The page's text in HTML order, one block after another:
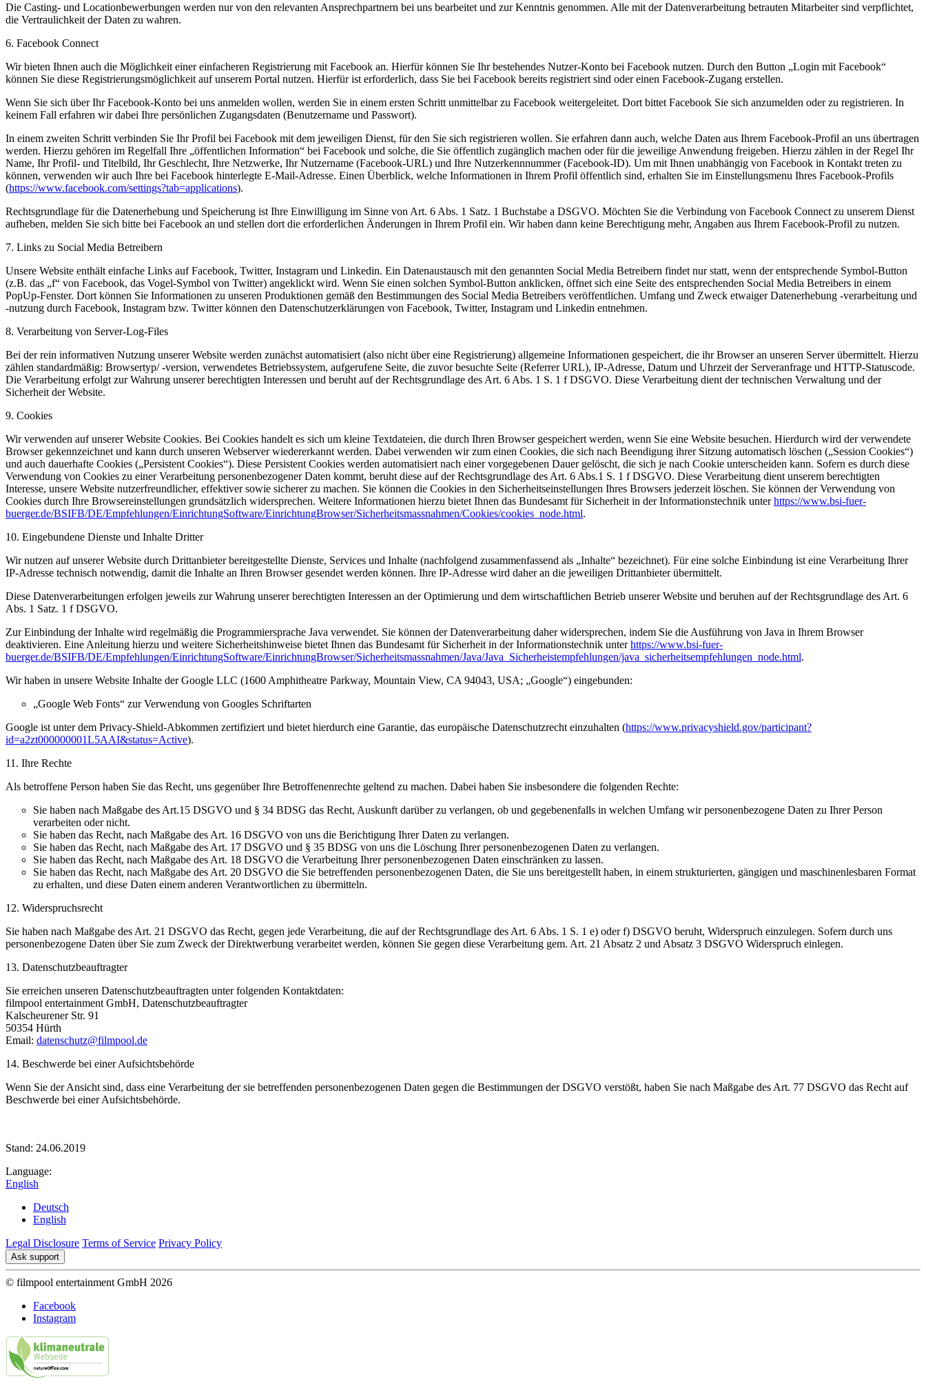
Die Casting- und Locationbewerbungen werden nur von den relevanten Ansprechpartnern bei uns bearbeitet und zur Kenntnis genommen. Alle mit der Datenverarbeitung betrauten Mitarbeiter sind verpflichtet,
die Vertraulichkeit der Daten zu wahren.
6. Facebook Connect
Wir bieten Ihnen auch die Möglichkeit einer einfacheren Registrierung mit Facebook an. Hierfür können Sie Ihr bestehendes Nutzer-Konto bei Facebook nutzen. Durch den Button „Login mit Facebook“
können Sie diese Registrierungsmöglichkeit auf unserem Portal nutzen. Hierfür ist erforderlich, dass Sie bei Facebook bereits registriert sind oder einen Facebook-Zugang erstellen.
Wenn Sie sich über Ihr Facebook-Konto bei uns anmelden wollen, werden Sie in einem ersten Schritt unmittelbar zu Facebook weitergeleitet. Dort bittet Facebook Sie sich anzumelden oder zu registrieren. In
keinem Fall erfahren wir dabei Ihre persönlichen Zugangsdaten (Benutzername und Passwort).
In einem zweiten Schritt verbinden Sie Ihr Profil bei Facebook mit dem jeweiligen Dienst, für den Sie sich registrieren wollen. Sie erfahren dann auch, welche Daten aus Ihrem Facebook-Profil an uns übertragen
werden. Hierzu gehören im Regelfall Ihre „öffentlichen Information“ bei Facebook und solche, die Sie öffentlich zugänglich machen oder für die jeweilige Anwendung freigeben. Hierzu zählen in der Regel Ihr
Name, Ihr Profil- und Titelbild, Ihr Geschlecht, Ihre Netzwerke, Ihr Nutzername (Facebook-URL) und Ihre Nutzerkennnummer (Facebook-ID). Um mit Ihnen unabhängig von Facebook in Kontakt treten zu
können, verwenden wir auch Ihre bei Facebook hinterlegte E-Mail-Adresse. Einen Überblick, welche Informationen in Ihrem Profil öffentlich sind, erhalten Sie im Einstellungsmenu Ihres Facebook-Profils
(https://www.facebook.com/settings?tab=applications).
Rechtsgrundlage für die Datenerhebung und Speicherung ist Ihre Einwilligung im Sinne von Art. 6 Abs. 1 Satz. 1 Buchstabe a DSGVO. Möchten Sie die Verbindung von Facebook Connect zu unserem Dienst
aufheben, melden Sie sich bitte bei Facebook an und stellen dort die erforderlichen Änderungen in Ihrem Profil ein. Wir haben dann keine Berechtigung mehr, Angaben aus Ihrem Facebook-Profil zu nutzen.
7. Links zu Social Media Betreibern
Unsere Website enthält einfache Links auf Facebook, Twitter, Instagram und Linkedin. Ein Datenaustausch mit den genannten Social Media Betreibern findet nur statt, wenn der entsprechende Symbol-Button
(z.B. das „f“ von Facebook, das Vogel-Symbol von Twitter) angeklickt wird. Wenn Sie einen solchen Symbol-Button anklicken, öffnet sich eine Seite des entsprechenden Social Media Betreibers in einem
PopUp-Fenster. Dort können Sie Informationen zu unseren Produktionen gemäß den Bestimmungen des Social Media Betreibers veröffentlichen. Umfang und Zweck etwaiger Datenerhebung -verarbeitung und
-nutzung durch Facebook, Instagram bzw. Twitter können den Datenschutzerklärungen von Facebook, Twitter, Instagram und Linkedin entnehmen.
8. Verarbeitung von Server-Log-Files
Bei der rein informativen Nutzung unserer Website werden zunächst automatisiert (also nicht über eine Registrierung) allgemeine Informationen gespeichert, die ihr Browser an unseren Server übermittelt. Hierzu
zählen standardmäßig: Browsertyp/ -version, verwendetes Betriebssystem, aufgerufene Seite, die zuvor besuchte Seite (Referrer URL), IP-Adresse, Datum und Uhrzeit der Serveranfrage und HTTP-Statuscode.
Die Verarbeitung erfolgt zur Wahrung unserer berechtigten Interessen und beruht auf der Rechtsgrundlage des Art. 6 Abs. 1 S. 1 f DSGVO. Diese Verarbeitung dient der technischen Verwaltung und der
Sicherheit der Website.
9. Cookies
Wir verwenden auf unserer Website Cookies. Bei Cookies handelt es sich um kleine Textdateien, die durch Ihren Browser gespeichert werden, wenn Sie eine Website besuchen. Hierdurch wird der verwendete
Browser gekennzeichnet und kann durch unseren Webserver wiedererkannt werden. Dabei verwenden wir zum einen Cookies, die sich nach Beendigung ihrer Sitzung automatisch löschen („Session Cookies“)
und auch dauerhafte Cookies („Persistent Cookies“). Diese Persistent Cookies werden automatisiert nach einer vorgegebenen Dauer gelöscht, die sich je nach Cookie unterscheiden kann. Sofern es durch diese
Verwendung von Cookies zu einer Verarbeitung personenbezogener Daten kommt, beruht diese auf der Rechtsgrundlage des Art. 6 Abs.1 S. 1 f DSGVO. Diese Verarbeitung dient unserem berechtigten
Interesse, unsere Website nutzerfreundlicher, effektiver sowie sicherer zu machen. Sie können die Cookies in den Sicherheitseinstellungen Ihres Browsers jederzeit löschen. Sie können der Verwendung von
Cookies durch Ihre Browsereinstellungen grundsätzlich widersprechen. Weitere Informationen hierzu bietet Ihnen das Bundesamt für Sicherheit in der Informationstechnik unterhttps://www.bsi-fuer-
buerger.de/BSIFB/DE/Empfehlungen/EinrichtungSoftware/EinrichtungBrowser/Sicherheitsmassnahmen/Cookies/cookies_node.html.
10. Eingebundene Dienste und Inhalte Dritter
Wir nutzen auf unserer Website durch Drittanbieter bereitgestellte Dienste, Services und Inhalte (nachfolgend zusammenfassend als „Inhalte“ bezeichnet). Für eine solche Einbindung ist eine Verarbeitung Ihrer
IP-Adresse technisch notwendig, damit die Inhalte an Ihren Browser gesendet werden können. Ihre IP-Adresse wird daher an die jeweiligen Drittanbieter übermittelt.
Diese Datenverarbeitungen erfolgen jeweils zur Wahrung unserer berechtigten Interessen an der Optimierung und dem wirtschaftlichen Betrieb unserer Website und beruhen auf der Rechtsgrundlage des Art. 6
Abs. 1 Satz. 1 f DSGVO.
Zur Einbindung der Inhalte wird regelmäßig die Programmiersprache Java verwendet. Sie können der Datenverarbeitung daher widersprechen, indem Sie die Ausführung von Java in Ihrem Browser
deaktivieren. Eine Anleitung hierzu und weitere Sicherheitshinweise bietet Ihnen das Bundesamt für Sicherheit in der Informationstechnik unterhttps://www.bsi-fuer-
buerger.de/BSIFB/DE/Empfehlungen/EinrichtungSoftware/EinrichtungBrowser/Sicherheitsmassnahmen/Java/Java_Sicherheistempfehlungen/java_sicherheitsempfehlungen_node.html.
Wir haben in unsere Website Inhalte der Google LLC (1600 Amphitheatre Parkway, Mountain View, CA 94043, USA; „Google“) eingebunden:
„Google Web Fonts“ zur Verwendung von Googles Schriftarten
Google ist unter dem Privacy-Shield-Abkommen zertifiziert und bietet hierdurch eine Garantie, das europäische Datenschutzrecht einzuhalten (https://www.privacyshield.gov/participant?
id=a2zt000000001L5AAI&status=Active).
11. Ihre Rechte
Als betroffene Person haben Sie das Recht, uns gegenüber Ihre Betroffenenrechte geltend zu machen. Dabei haben Sie insbesondere die folgenden Rechte:
Sie haben nach Maßgabe des Art.15 DSGVO und § 34 BDSG das Recht, Auskunft darüber zu verlangen, ob und gegebenenfalls in welchen Umfang wir personenbezogene Daten zu Ihrer Person
verarbeiten oder nicht.
Sie haben das Recht, nach Maßgabe des Art. 16 DSGVO von uns die Berichtigung Ihrer Daten zu verlangen.
Sie haben das Recht, nach Maßgabe des Art. 17 DSGVO und § 35 BDSG von uns die Löschung Ihrer personenbezogenen Daten zu verlangen.
Sie haben das Recht, nach Maßgabe des Art. 18 DSGVO die Verarbeitung Ihrer personenbezogenen Daten einschränken zu lassen.
Sie haben das Recht, nach Maßgabe des Art. 20 DSGVO die Sie betreffenden personenbezogenen Daten, die Sie uns bereitgestellt haben, in einem strukturierten, gängigen und maschinenlesbaren Format
zu erhalten, und diese Daten einem anderen Verantwortlichen zu übermitteln.
12. Widerspruchsrecht
Sie haben nach Maßgabe des Art. 21 DSGVO das Recht, gegen jede Verarbeitung, die auf der Rechtsgrundlage des Art. 6 Abs. 1 S. 1 e) oder f) DSGVO beruht, Widerspruch einzulegen. Sofern durch uns
personenbezogene Daten über Sie zum Zweck der Direktwerbung verarbeitet werden, können Sie gegen diese Verarbeitung gem. Art. 21 Absatz 2 und Absatz 3 DSGVO Widerspruch einlegen.
13. Datenschutzbeauftragter
Sie erreichen unseren Datenschutzbeauftragten unter folgenden Kontaktdaten:
filmpool entertainment GmbH, Datenschutzbeauftragter
Kalscheurener Str. 91
50354 Hürth
Email: datenschutz@filmpool.de
14. Beschwerde bei einer Aufsichtsbehörde
Wenn Sie der Ansicht sind, dass eine Verarbeitung der sie betreffenden personenbezogenen Daten gegen die Bestimmungen der DSGVO verstößt, haben Sie nach Maßgabe des Art. 77 DSGVO das Recht auf
Beschwerde bei einer Aufsichtsbehörde.
Stand: 24.06.2019
Language:
English
Deutsch
English
Legal Disclosure Terms of Service Privacy Policy
Ask support
© filmpool entertainment GmbH 2026
Facebook
Instagram